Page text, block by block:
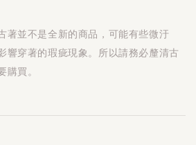
著並不是全新的商品，可能有些微汙
響穿著的瑕疵現象。所以請務必釐清古
買。